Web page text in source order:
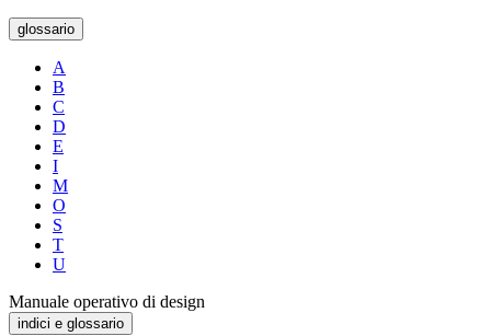
glossario
A
B
C
D
E
I
M
O
S
T
U
Manuale operativo di design
indici e glossario